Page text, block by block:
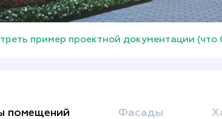
пример проектной документации (что
помещений Фасады